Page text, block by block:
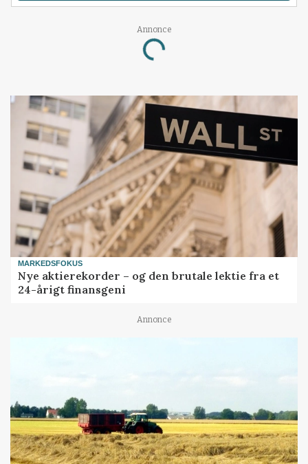
Annonce
Loading...
MARKEDSFOKUS
Nye aktierekorder – og den brutale lektie fra et
24-årigt finansgeni
Annonce